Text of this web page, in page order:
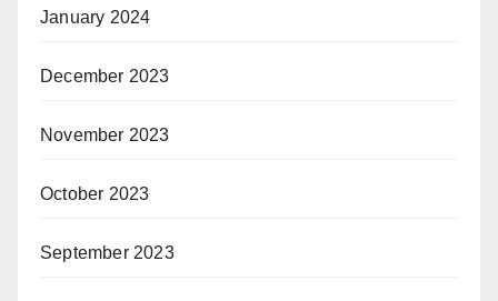
January 2024
December 2023
November 2023
October 2023
September 2023